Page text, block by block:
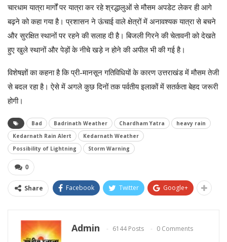
चारधाम यात्रा मार्गों पर यात्रा कर रहे श्रद्धालुओं से मौसम अपडेट लेकर ही आगे
बढ़ने को कहा गया है। प्रशासन ने ऊंचाई वाले क्षेत्रों में अनावश्यक यात्रा से बचने
और सुरक्षित स्थानों पर रहने की सलाह दी है। बिजली गिरने की चेतावनी को देखते
हुए खुले स्थानों और पेड़ों के नीचे खड़े न होने की अपील भी की गई है।
विशेषज्ञों का कहना है कि प्री-मानसून गतिविधियों के कारण उत्तराखंड में मौसम तेजी
से बदल रहा है। ऐसे में अगले कुछ दिनों तक पर्वतीय इलाकों में सतर्कता बेहद जरूरी
होगी।
Bad Badrinath Weather Chardham Yatra
heavy rain
Kedarnath Rain Alert
Kedarnath Weather
Possibility of Lightning
Storm Warning
0
Share Facebook Twitter Google+
Admin 6144 Posts 0 Comments